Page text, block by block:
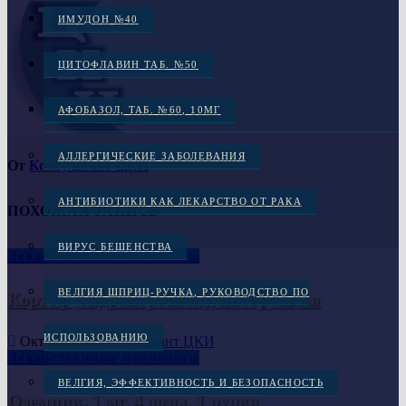
ИМУДОН №40
ЦИТОФЛАВИН ТАБ. №50
АФОБАЗОЛ, ТАБ. №60, 10МГ
АЛЛЕРГИЧЕСКИЕ ЗАБОЛЕВАНИЯ
АНТИБИОТИКИ КАК ЛЕКАРСТВО ОТ РАКА
ВИРУС БЕШЕНСТВА
ВЕЛГИЯ ШПРИЦ-РУЧКА, РУКОВОДСТВО ПО
ИСПОЛЬЗОВАНИЮ
ВЕЛГИЯ, ЭФФЕКТИВНОСТЬ И БЕЗОПАСНОСТЬ
От Консультант ЦКИ
ПОХОЖАЯ ЗАПИСЬ
Лекарственные препараты
Кортеф (гидрокортизон), инструкция
Окт 15, 2024Консультант ЦКИ
Оземпик, 1 мг, 4 дозы, 1 ручка